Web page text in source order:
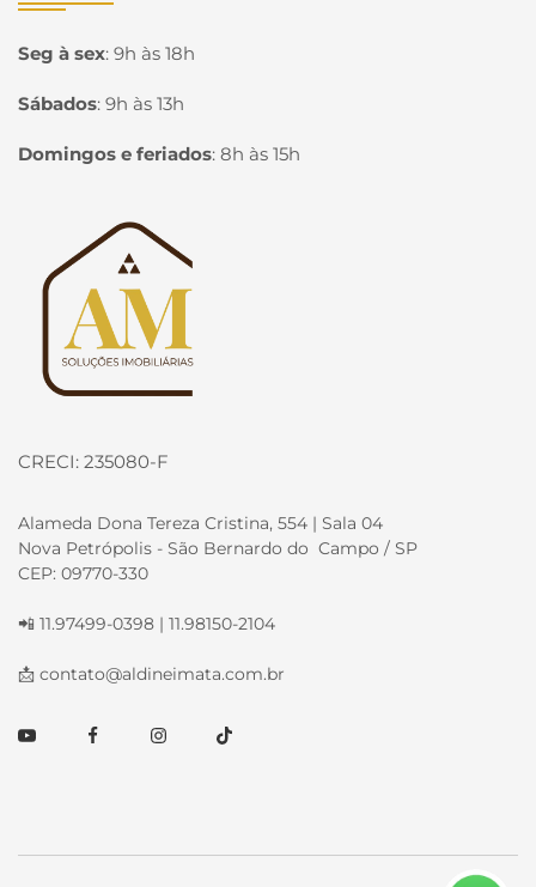
Seg à sex: 9h às 18h
Sábados: 9h às 13h
Domingos e feriados: 8h às 15h
Página inicial
CRECI: 235080-F
Alameda Dona Tereza Cristina, 554 | Sala 04
Nova Petrópolis - São Bernardo do Campo / SP
CEP: 09770-330
📲 11.97499-0398 | 11.98150-2104
📩 contato@aldineimata.com.br
YoutubeFacebookInstagramTikTok